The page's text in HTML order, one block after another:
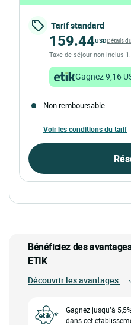
Tarif standard
159.44USDDétails
Taxe de séjour non inclus
Gagnez 9,16
Non remboursable
Voir les conditions du tarif
Bénéficiez des
ETIK
Découvrir les avantages
Gagnez jusqu’à
dans cet